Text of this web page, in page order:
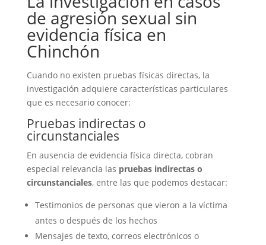
de agresión sexual sin
evidencia física en
Chinchón
Cuando no existen pruebas físicas directas, la
investigación adquiere características particulares
que es necesario conocer:
Pruebas indirectas o
circunstanciales
En ausencia de evidencia física directa, cobran
especial relevancia las pruebas indirectas o
circunstanciales, entre las que podemos destacar:
Testimonios de personas que vieron a la víctima
antes o después de los hechos
Mensajes de texto, correos electrónicos o